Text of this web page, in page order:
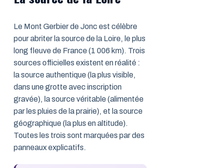
Le Mont Gerbier de Jonc est célèbre
pour abriter la source de la Loire, le plus
long fleuve de France (1 006 km). Trois
sources officielles existent en réalité :
la source authentique (la plus visible,
dans une grotte avec inscription
gravée), la source véritable (alimentée
par les pluies de la prairie), et la source
géographique (la plus en altitude).
Toutes les trois sont marquées par des
panneaux explicatifs.